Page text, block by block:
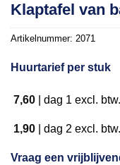
Klaptafel van
Artikelnummer: 2071
Huurtarief per stuk
7,60 dag 1 excl. btw.
1,90 dag 2 excl. btw.
Vraag een